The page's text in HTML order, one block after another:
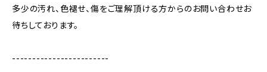
多少の汚れ、色褪せ、傷をご理解頂ける方からのお問い合わせお
待ちしております。
------------------------